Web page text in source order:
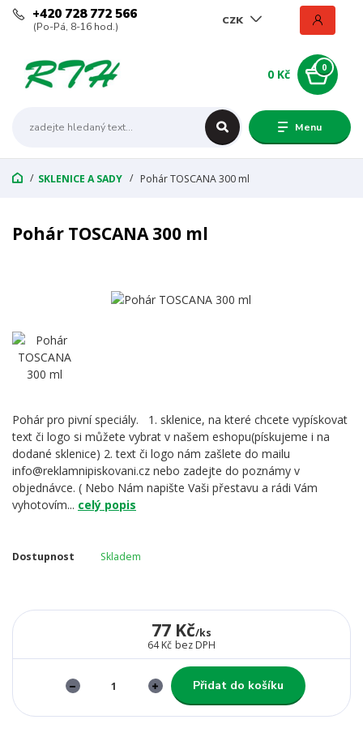
Menu
CZK
+420 728 772 566
(Po-Pá, 8-16 hod.)
0
0 Kč
SKLENICE A SADY Pohár TOSCANA 300 ml
Pohár TOSCANA 300 ml
Pohár pro pivní speciály. 1. sklenice, na které chcete vypískovat
text či logo si můžete vybrat v našem eshopu(pískujeme i na
dodané sklenice) 2. text či logo nám zašlete do mailu
info@reklamnipiskovani.cz nebo zadejte do poznámy v
objednávce. ( Nebo Nám napište Vaši přestavu a rádi Vám
vyhotovím... celý popis
Dostupnost Skladem
77 Kč/ks
64 Kč bez DPH
Přidat do košíku